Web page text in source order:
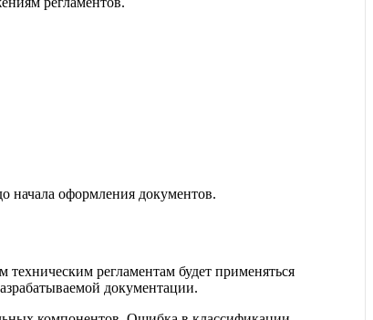
начала оформления документов.
регламентам будет применяться
документации.